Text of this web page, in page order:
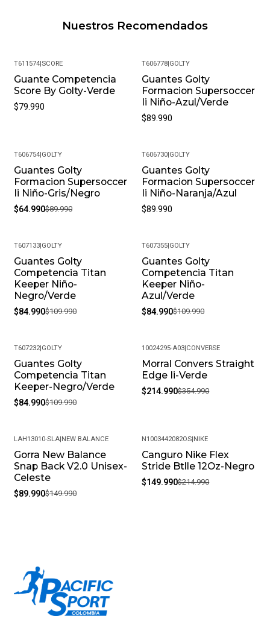
Nuestros Recomendados
T611574| SCORE
Guante Competencia
Score By Golty-Verde
$79.990
T606778 GOLTY
Guantes Golty
Formacion Supersoccer
Ii Niño-Azul/Verde
$89.990
-28%
T606754| GOLTY
Guantes Golty
Formacion Supersoccer
Ii Niño-Gris/Negro
$64.990$89.990
T606730 GOLTY
Guantes Golty
Formacion Supersoccer
Ii Niño-Naranja/Azul
$89.990
-23%
T607133| GOLTY
Guantes Golty
Competencia Titan
Keeper Niño-
Negro/Verde
$84.990$109.990
-23%
T607355 GOLTY
Guantes Golty
Competencia Titan
Keeper Niño-
Azul/Verde
$84.990$109.990
-23%
T607232|GOLTY
Guantes Golty
Competencia Titan
Keeper-Negro/Verde
$84.990$109.990
-39%
10024295-A03|CONVERSE
Morral Convers Straight
Edge Ii-Verde
$214.990$354.990
-40%
LAH13010-SLA|NEW BALANCE
Gorra New Balance
Snap Back V2.0 Unisex-
Celeste
$89.990$149.990
-30%
N1003442082OS|NIKE
Canguro Nike Flex
Stride Btlle 12Oz-Negro
$149.990$214.990